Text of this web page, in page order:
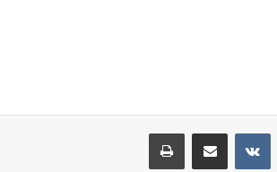
مشاركة عبر البريد طباعة